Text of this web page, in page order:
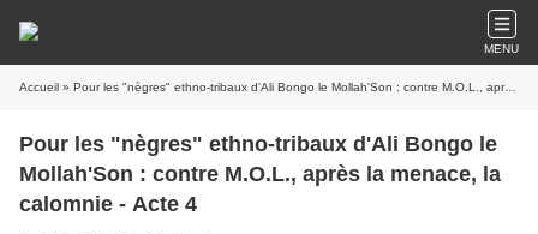
MENU
Accueil » Pour les "nègres" ethno-tribaux d'Ali Bongo le Mollah'Son : contre M.O.L., après la menace, la calomnie - Acte 4
Pour les "nègres" ethno-tribaux d'Ali Bongo le
Mollah'Son : contre M.O.L., après la menace, la
calomnie - Acte 4